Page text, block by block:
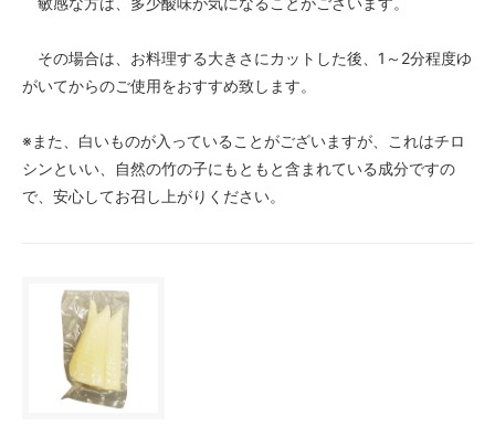
その場合は、お料理する大きさにカットした後、1～2分程度ゆ
がいてからのご使用をおすすめ致します。
※また、白いものが入っていることがございますが、これはチロ
シンといい、自然の竹の子にもともと含まれている成分ですの
で、安心してお召し上がりください。